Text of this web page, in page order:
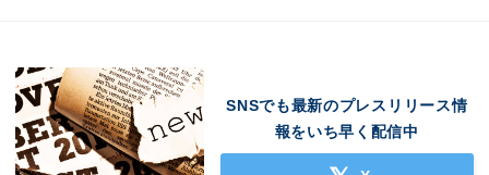
SNSでも最新のプレスリリース情
報をいち早く配信中